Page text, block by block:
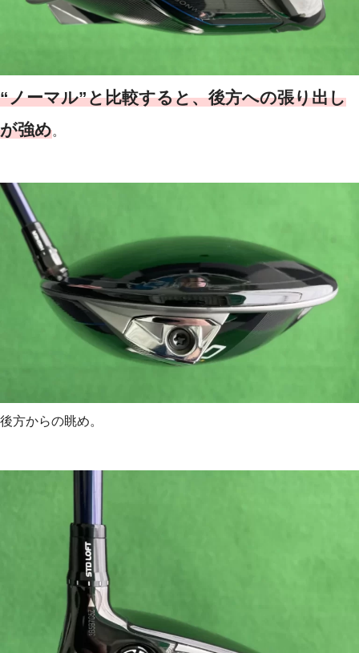
“ノーマル”と比較すると、後方への張り出し
が強め。
後方からの眺め。